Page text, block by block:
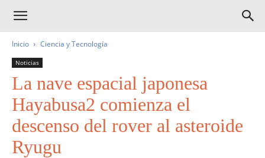
Inicio Ciencia y Tecnología
Noticias
La nave espacial japonesa
Hayabusa2 comienza el
descenso del rover al asteroide
Ryugu